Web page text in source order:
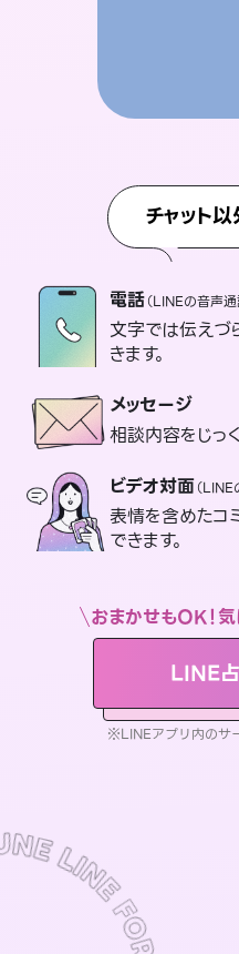
チャット
電話（LINEの音声通
文字では伝えづ
きます。
メッセージ
相談内容をじっ
ビデオ対面（LINE
表情を含めたコ
できます。
おまかせもOK！
LINE
※LINEアプリ内のサ